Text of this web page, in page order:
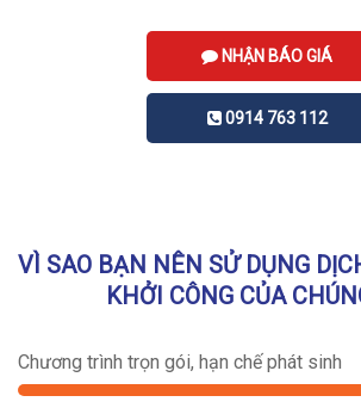
NHẬN BÁO GIÁ
0914 763 112
VÌ SAO BẠN NÊN SỬ DỤNG
KHỞI CÔNG CỦA
Chương trình trọn gói, hạn chế phát sinh